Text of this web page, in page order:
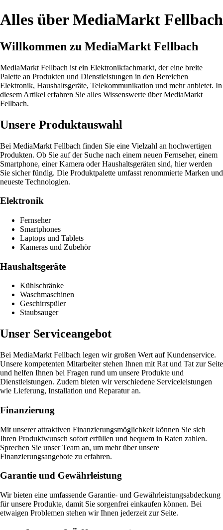
Alles über MediaMarkt Fellbach
Willkommen zu MediaMarkt Fellbach
MediaMarkt Fellbach ist ein Elektronikfachmarkt, der eine breite
Palette an Produkten und Dienstleistungen in den Bereichen
Elektronik, Haushaltsgeräte, Telekommunikation und mehr anbietet. In
diesem Artikel erfahren Sie alles Wissenswerte über MediaMarkt
Fellbach.
Unsere Produktauswahl
Bei MediaMarkt Fellbach finden Sie eine Vielzahl an hochwertigen
Produkten. Ob Sie auf der Suche nach einem neuen Fernseher, einem
Smartphone, einer Kamera oder Haushaltsgeräten sind, hier werden
Sie sicher fündig. Die Produktpalette umfasst renommierte Marken und
neueste Technologien.
Elektronik
Fernseher
Smartphones
Laptops und Tablets
Kameras und Zubehör
Haushaltsgeräte
Kühlschränke
Waschmaschinen
Geschirrspüler
Staubsauger
Unser Serviceangebot
Bei MediaMarkt Fellbach legen wir großen Wert auf Kundenservice.
Unsere kompetenten Mitarbeiter stehen Ihnen mit Rat und Tat zur Seite
und helfen Ihnen bei Fragen rund um unsere Produkte und
Dienstleistungen. Zudem bieten wir verschiedene Serviceleistungen
wie Lieferung, Installation und Reparatur an.
Finanzierung
Mit unserer attraktiven Finanzierungsmöglichkeit können Sie sich
Ihren Produktwunsch sofort erfüllen und bequem in Raten zahlen.
Sprechen Sie unser Team an, um mehr über unsere
Finanzierungsangebote zu erfahren.
Garantie und Gewährleistung
Wir bieten eine umfassende Garantie- und Gewährleistungsabdeckung
für unsere Produkte, damit Sie sorgenfrei einkaufen können. Bei
etwaigen Problemen stehen wir Ihnen jederzeit zur Seite.